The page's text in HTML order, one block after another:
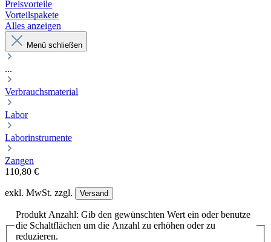
Preisvorteile
Vorteilspakete
Alles anzeigen
Menü schließen
...
Verbrauchsmaterial
Labor
Laborinstrumente
Zangen
110,80 €
exkl. MwSt. zzgl. Versand
Produkt Anzahl: Gib den gewünschten Wert ein oder benutze
die Schaltflächen um die Anzahl zu erhöhen oder zu
reduzieren.